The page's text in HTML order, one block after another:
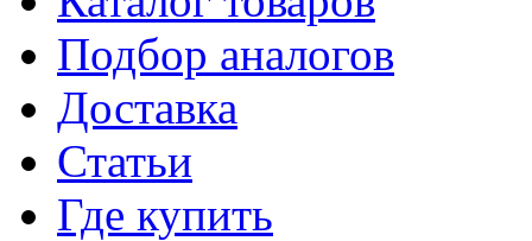
Подбор аналогов
Доставка
Статьи
Где купить